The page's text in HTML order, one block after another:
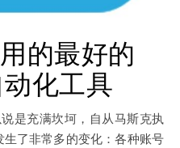
的最好的
化工具
了非常多的变化：各种账号